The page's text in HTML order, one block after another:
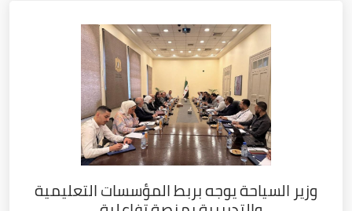
وزير السياحة يوجه بربط المؤسسات التعليمية